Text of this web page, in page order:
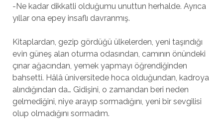
-Ne kadar dikkatli olduğumu unuttun herhalde. Ayrıca
yıllar ona epey insaflı davranmış.
Kitaplardan, gezip gördüğü ülkelerden, yeni taşındığı
evin güneş alan oturma odasından, camının önündeki
çınar ağacından, yemek yapmayı öğrendiğinden
bahsetti. Hâlâ üniversitede hoca olduğundan, kadroya
alındığından da… Gidişini, o zamandan beri neden
gelmediğini, niye arayıp sormadığını, yeni bir sevgilisi
olup olmadığını sormadım.